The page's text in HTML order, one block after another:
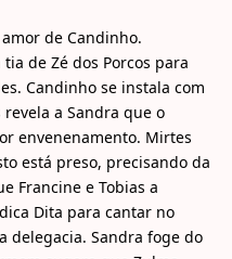
de Candinho.
de Zé dos Porcos para
Candinho se instala com
revela a Sandra que o
envenenamento. Mirtes
está preso, precisando da
Francine e Tobias a
Dita para cantar no
delegacia. Sandra foge do